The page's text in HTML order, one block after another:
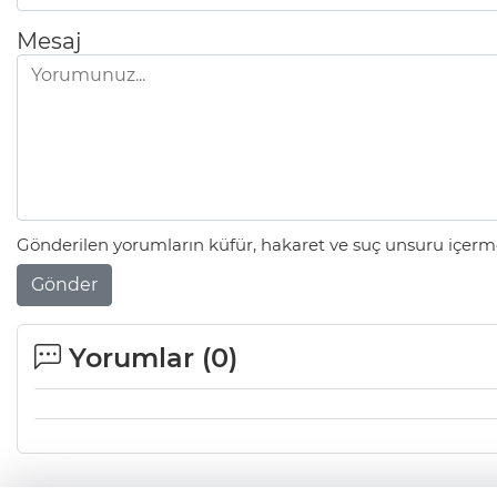
Mesaj
Gönderilen yorumların küfür, hakaret ve suç unsuru
Gönder
Yorumlar (0)